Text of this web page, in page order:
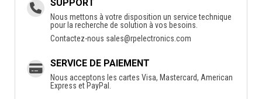
SUPPORT
Nous mettons à votre disposition un service technique
pour la recherche de solution à vos besoins.
Contactez-nous sales@rpelectronics.com
SERVICE DE PAIEMENT
Nous acceptons les cartes Visa, Mastercard, American
Express et PayPal.